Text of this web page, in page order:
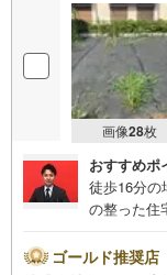
画像28枚
おすすめポ
徒歩16分の
の整った住
お勧めの売
ゴールド推奨店